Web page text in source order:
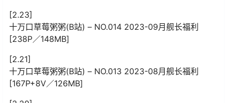
[2.23]
十万口草莓粥粥(B站) – NO.014 2023-09月舰长福利
[238P／148MB]
[2.21]
十万口草莓粥粥(B站) – NO.013 2023-08月舰长福利
[167P+8V／126MB]